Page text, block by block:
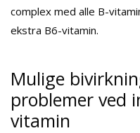
complex med alle B-
ekstra B6-vitamin.
Mulige
problemer ved
vitamin